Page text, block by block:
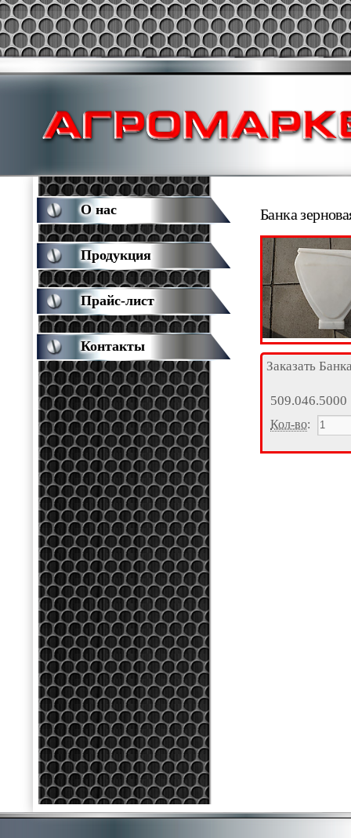
Банка
Заказать
509.046.5000
Кол-во:
О нас
Продукция
Прайс-лист
Контакты